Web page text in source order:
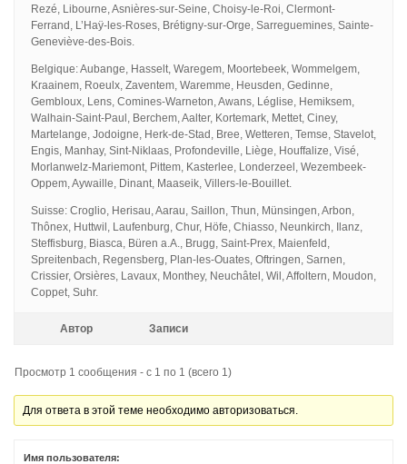
Rezé, Libourne, Asnières-sur-Seine, Choisy-le-Roi, Clermont-
Ferrand, L’Haÿ-les-Roses, Brétigny-sur-Orge, Sarreguemines, Sainte-
Geneviève-des-Bois.
Belgique: Aubange, Hasselt, Waregem, Moortebeek, Wommelgem,
Kraainem, Roeulx, Zaventem, Waremme, Heusden, Gedinne,
Gembloux, Lens, Comines-Warneton, Awans, Léglise, Hemiksem,
Walhain-Saint-Paul, Berchem, Aalter, Kortemark, Mettet, Ciney,
Martelange, Jodoigne, Herk-de-Stad, Bree, Wetteren, Temse, Stavelot,
Engis, Manhay, Sint-Niklaas, Profondeville, Liège, Houffalize, Visé,
Morlanwelz-Mariemont, Pittem, Kasterlee, Londerzeel, Wezembeek-
Oppem, Aywaille, Dinant, Maaseik, Villers-le-Bouillet.
Suisse: Croglio, Herisau, Aarau, Saillon, Thun, Münsingen, Arbon,
Thônex, Huttwil, Laufenburg, Chur, Höfe, Chiasso, Neunkirch, Ilanz,
Steffisburg, Biasca, Büren a.A., Brugg, Saint-Prex, Maienfeld,
Spreitenbach, Regensberg, Plan-les-Ouates, Oftringen, Sarnen,
Crissier, Orsières, Lavaux, Monthey, Neuchâtel, Wil, Affoltern, Moudon,
Coppet, Suhr.
Автор Записи
Просмотр 1 сообщения - с 1 по 1 (всего 1)
Для ответа в этой теме необходимо авторизоваться.
Имя пользователя: